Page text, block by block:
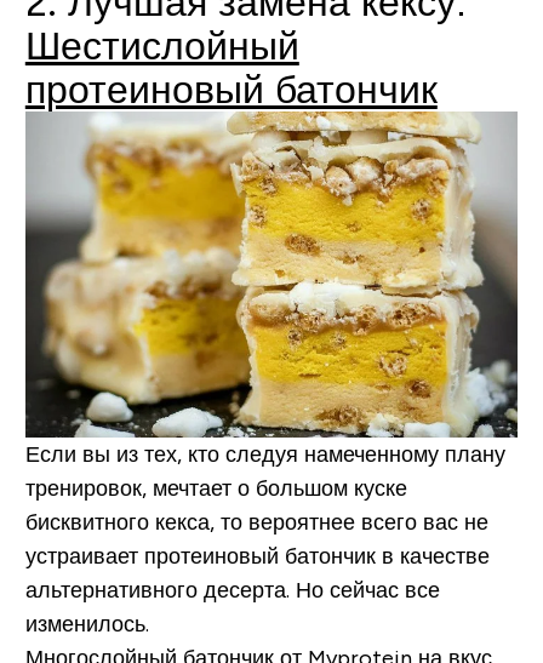
Шестислойный
протеиновый батончик
Если вы из тех, кто следуя намеченному плану
тренировок, мечтает о большом куске
бисквитного кекса, то вероятнее всего вас не
устраивает протеиновый батончик в качестве
альтернативного десерта. Но сейчас все
изменилось.